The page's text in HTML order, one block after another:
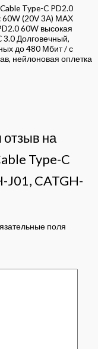
Type-C PD2.0
60W (20V 3A) МАХ
60W высокая
Долговечный,
до 480 Мбит / с
нейлоновая оплетка
отзыв на
Type-C
J01, CATGH-
поля